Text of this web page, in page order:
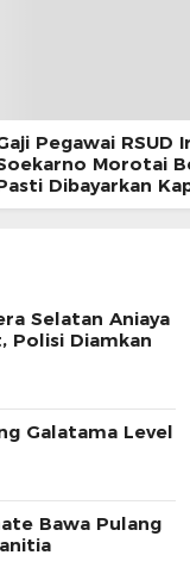
Pegawai RSUD
Morotai
Dibayarkan
Selatan Aniaya
Polisi Diamkan
Galatama Level
Bawa Pulang